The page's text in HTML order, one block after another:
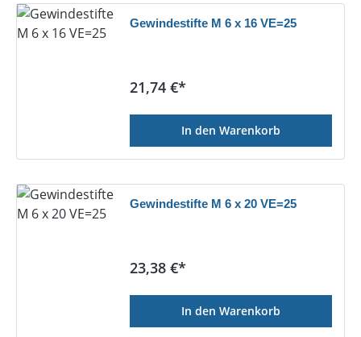
Gewindestifte M 6 x 16 VE=25
Regulärer Preis:
21,74 €*
In den Warenkorb
Gewindestifte M 6 x 20 VE=25
Regulärer Preis:
23,38 €*
In den Warenkorb